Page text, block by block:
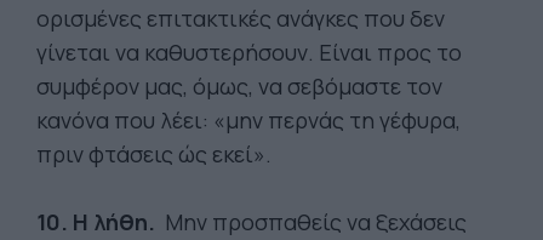
ορισμένες επιτακτικές ανάγκες που δεν
γίνεται να καθυστερήσουν. Είναι προς το
συμφέρον μας, όμως, να σεβόμαστε τον
κανόνα που λέει: «μην περνάς τη γέφυρα,
πριν φτάσεις ώς εκεί».
10. Η λήθη. Μην προσπαθείς να ξεχάσεις